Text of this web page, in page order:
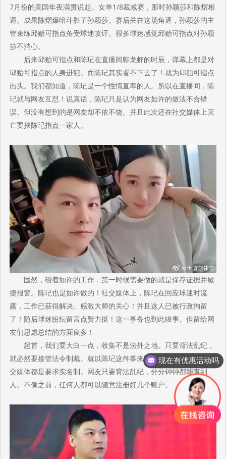
7月份的美国年夜满贯说起。女单1/8裁减赛，那时孙颖莎和陈熠相
遇。成果陈熠爆暗斗胜了孙颖莎。赛后关在这场角逐，孙颖莎的主
管束练邱贻可指点备受球迷攻讦。很多球迷感觉邱贻可指点对孙颖
莎不消心。
后来邱贻可指点和陈玘在直播间聊龙虾的时辰，弹幕上都是对
邱贻可指点的人身进犯。而陈玘其实看不下去了！就为邱贻可指点
出头。我们都知道，陈玘是一个性情直率的人。所以在直播间，陈
玘就与网友互怼！说真话，陈玘只是认为网友如许的做法不合错
误。但没有想到的是网友却不依不饶。并且此次还在社交媒体上灭
亡要挟陈玘指点一家人。
固然，碰着如许的工作，第一时候需要做的就是保存证据并敏
捷报警。陈玘也是如许做的！社交媒体上，陈玘在回应球迷时流
露，工作已获得解决。感激大师的关心！并且这人已被行政拘留
了！随后球迷纷纭留言点赞力挺！这一事务也到此竣事。但留给网
友们思虑总结的方面良多！
起首，我们要大白一点，收集不是法外之地。只要背法乱纪，
就必然要接管法令制裁。就以陈玘这件事来讲，固然是网名，但社
交媒体都是要求实名制。网友只要背法乱纪，分分钟钟都能查到
人。不像之前，任何人都可以随意注册好几个账户。
现在有优惠活动吗